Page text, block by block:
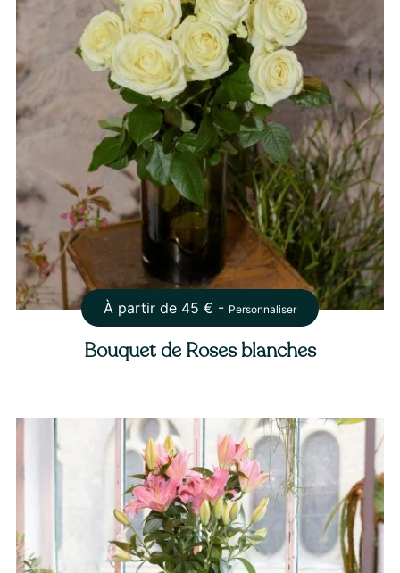
À partir de 45 € - Personnaliser
Bouquet de Roses blanches